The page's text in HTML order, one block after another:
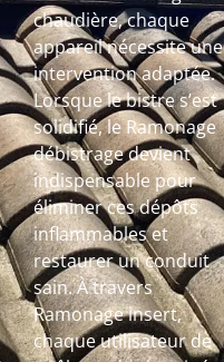
chaudière, chaque
appareil nécessite une
intervention adaptée.
Lorsque le bistre s’est
solidifié, le Ramonage
débistrage devient
indispensable pour
éliminer ces dépôts
inflammables et
restaurer un conduit
sain. À travers
Ramonage insert,
chaque utilisateur de